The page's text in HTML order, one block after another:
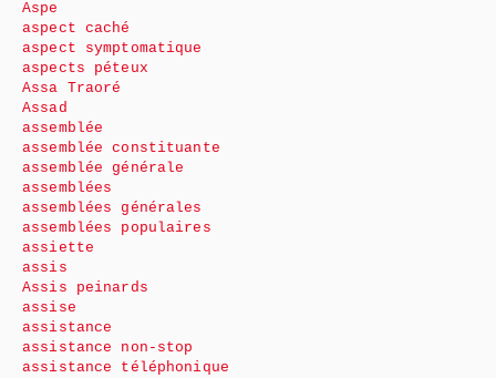
Aspe
aspect caché
aspect symptomatique
aspects péteux
Assa Traoré
Assad
assemblée
assemblée constituante
assemblée générale
assemblées
assemblées générales
assemblées populaires
assiette
assis
Assis peinards
assise
assistance
assistance non-stop
assistance téléphonique